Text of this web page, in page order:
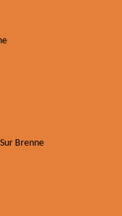
Brenne